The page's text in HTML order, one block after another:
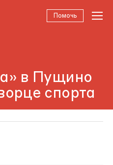
Помочь
в Пущино
спорта